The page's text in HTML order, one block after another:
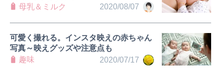
2020/08/07
母乳＆ミルク
2020/07/17
可愛く撮れる。インスタ映えの赤ちゃん
写真～映えグッズや注意点も
趣味